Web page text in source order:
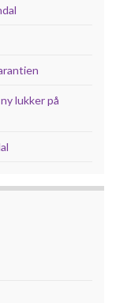
lukker på